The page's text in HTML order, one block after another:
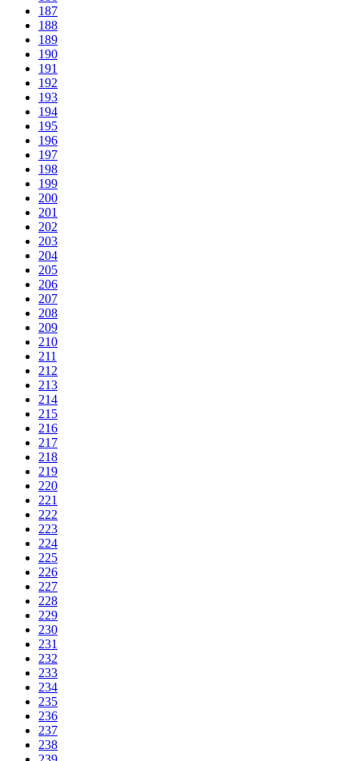
187
188
189
190
191
192
193
194
195
196
197
198
199
200
201
202
203
204
205
206
207
208
209
210
211
212
213
214
215
216
217
218
219
220
221
222
223
224
225
226
227
228
229
230
231
232
233
234
235
236
237
238